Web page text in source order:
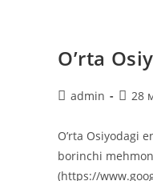
O’rta
Автор
admin 28
O’rta Osiyodagi
borinchi
(https://